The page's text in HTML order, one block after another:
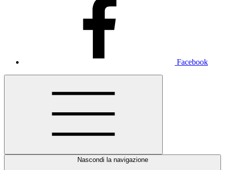
Facebook
Nascondi la navigazione